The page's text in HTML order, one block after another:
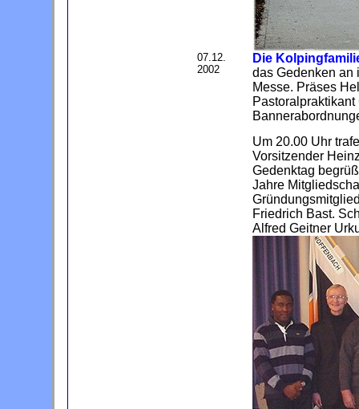
07.12.
2002
Die
das Gedenken an
Messe. Präses
Um 20.00 Uhr
Vorsitzender
Gedenktag
Jahre
Friedrich Bast.
Alfred Geitner